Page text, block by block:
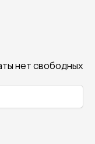
нет свободных